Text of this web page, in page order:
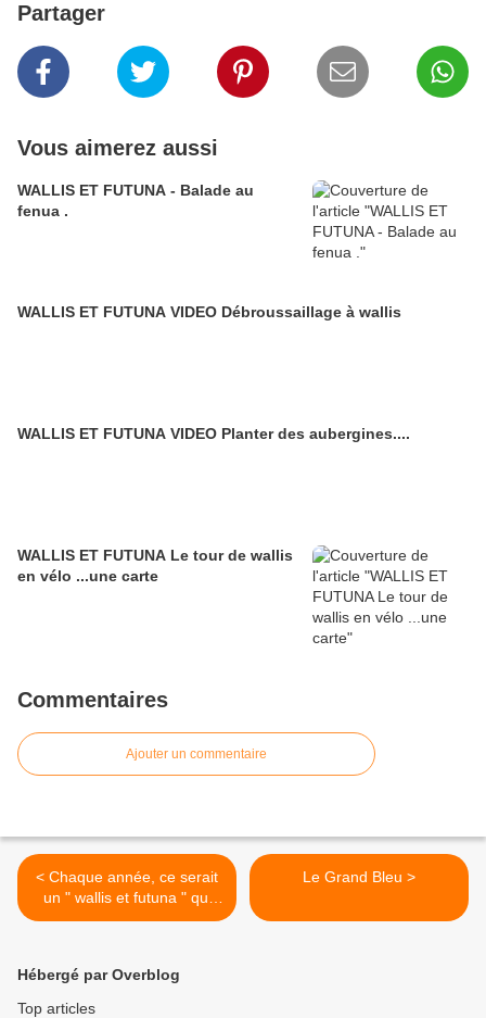
Partager
Vous aimerez aussi
WALLIS ET FUTUNA - Balade au
fenua .
WALLIS ET FUTUNA VIDEO Débroussaillage à wallis
WALLIS ET FUTUNA VIDEO Planter des aubergines....
WALLIS ET FUTUNA Le tour de wallis
en vélo ...une carte
Commentaires
Ajouter un commentaire
< Chaque année, ce serait
un " wallis et futuna " qui
disparaitrait
Le Grand Bleu >
Hébergé par Overblog
Top articles